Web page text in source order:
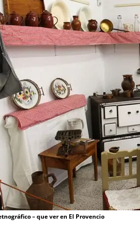
– que ver en El Provencio